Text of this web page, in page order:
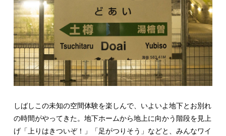
しばしこの未知の空間体験を楽しんで、いよいよ地下とお別れ
の時間がやってきた。地下ホームから地上に向かう階段を見上
げ「上りはきついぞ！」「足がつりそう」などと、みんなワイ